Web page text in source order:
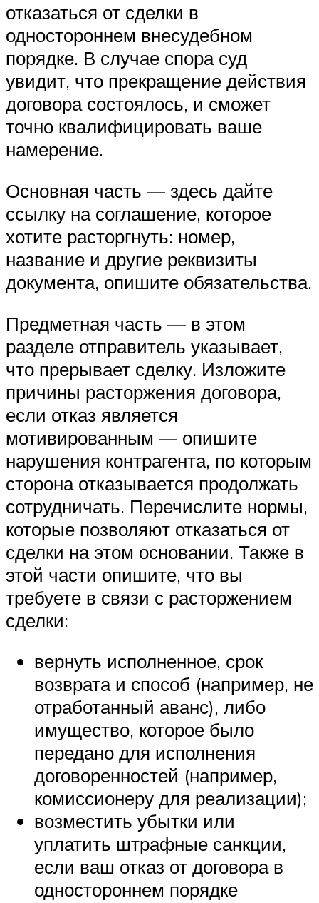
отказаться от сделки в
одностороннем внесудебном
порядке. В случае спора суд
увидит, что прекращение действия
договора состоялось, и сможет
точно квалифицировать ваше
намерение.
Основная часть — здесь дайте
ссылку на соглашение, которое
хотите расторгнуть: номер,
название и другие реквизиты
документа, опишите обязательства.
Предметная часть — в этом
разделе отправитель указывает,
что прерывает сделку. Изложите
причины расторжения договора,
если отказ является
мотивированным — опишите
нарушения контрагента, по которым
сторона отказывается продолжать
сотрудничать. Перечислите нормы,
которые позволяют отказаться от
сделки на этом основании. Также в
этой части опишите, что вы
требуете в связи с расторжением
сделки:
вернуть исполненное, срок
возврата и способ (например, не
отработанный аванс), либо
имущество, которое было
передано для исполнения
договоренностей (например,
комиссионеру для реализации);
возместить убытки или
уплатить штрафные санкции,
если ваш отказ от договора в
одностороннем порядке